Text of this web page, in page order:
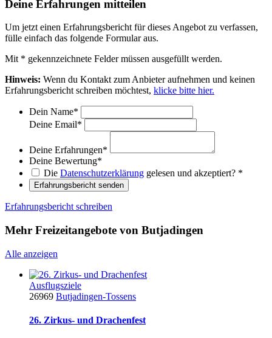
Deine Erfahrungen mitteilen
Um jetzt einen Erfahrungsbericht für dieses Angebot zu verfassen,
fülle einfach das folgende Formular aus.
Mit * gekennzeichnete Felder müssen ausgefüllt werden.
Hinweis: Wenn du Kontakt zum Anbieter aufnehmen und keinen
Erfahrungsbericht schreiben möchtest, klicke bitte hier.
Dein Name*
Deine Email*
Deine Erfahrungen*
Deine Bewertung*
Die Datenschutzerklärung gelesen und akzeptiert? *
Erfahrungsbericht senden
Erfahrungsbericht schreiben
Mehr Freizeitangebote von Butjadingen
Alle anzeigen
Ausflugsziele
26969 Butjadingen-Tossens
26. Zirkus- und Drachenfest